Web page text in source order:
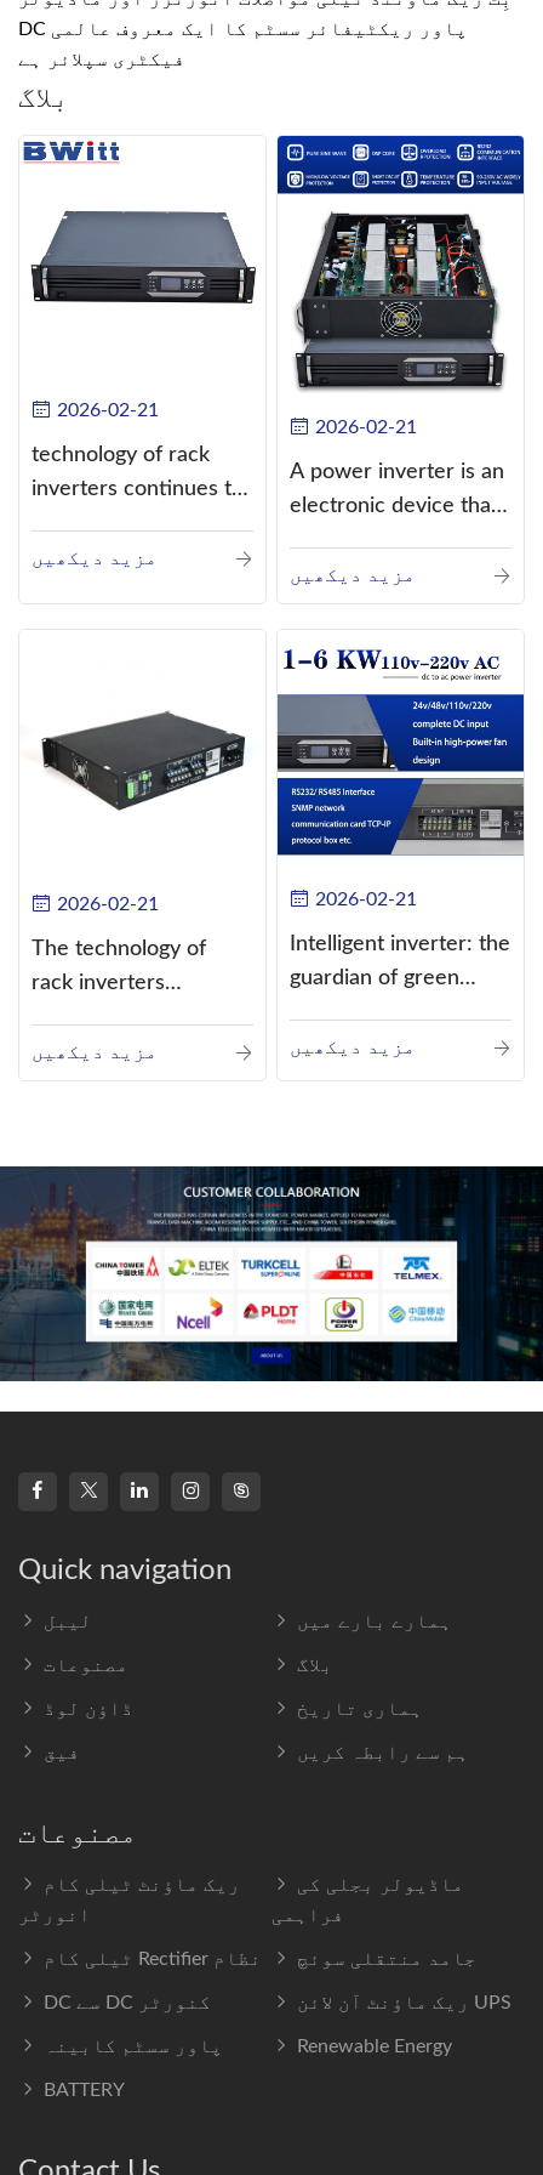
DC پاور ریکٹیفائر سسٹم کا ایک معروف عالمی
فیکٹری سپلائر ہے
بلاگ
2026-02-21
technology of rack
inverters continues to
مزید دیکھیں
2026-02-21
A power inverter is an
electronic device that
current (DC) into
alternating current
مزید دیکھیں
2026-02-21
The technology of
rack inverters
such as the use of
three-CPU control
مزید دیکھیں
2026-02-21
Intelligent inverter: the
guardian of green
مزید دیکھیں
Quick navigation
لیبل ہمارے بارے میں
مصنوعات بلاگ
ڈاؤن لوڈ ہماری تاریخ
فیق ہم سے رابطہ کریں
مصنوعات
ریک ماؤنٹ ٹیلی کام
انورٹر
ماڈیولر بجلی کی
فراہمی
ٹیلی کام Rectifier نظام جامد منتقلی سوئچ
DC سے DC کنورٹر ریک ماؤنٹ آن لائن UPS
پاور سسٹم کابینہ Renewable Energy
BATTERY